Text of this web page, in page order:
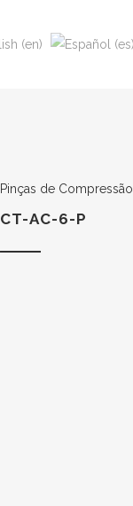
Pinças de Compressão
CT-AC-6-P